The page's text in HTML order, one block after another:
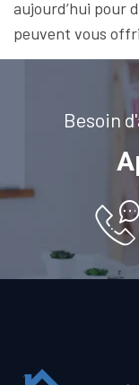
aujourd’hui pour
peuvent vous
Besoin